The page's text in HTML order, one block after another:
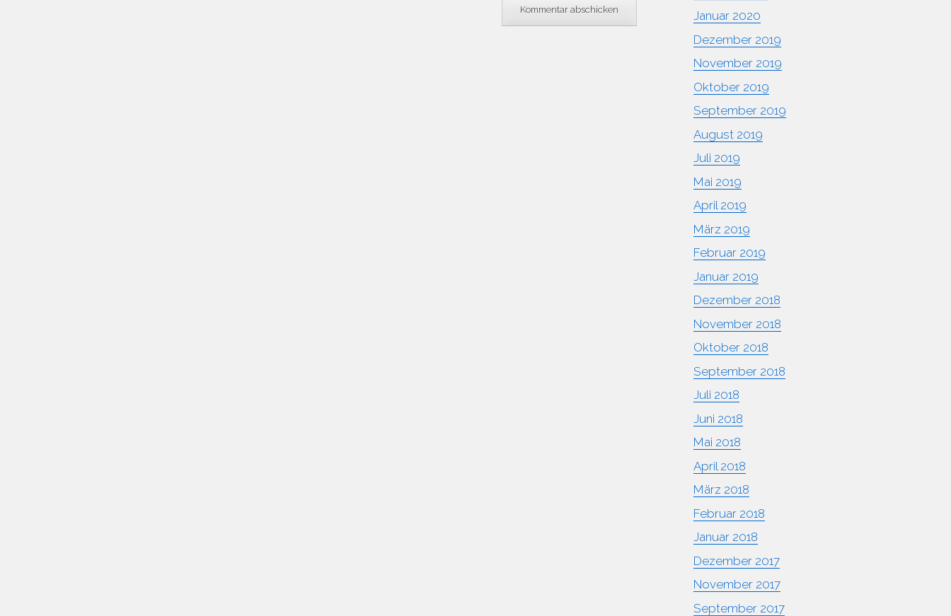
Januar 2020
Dezember 2019
November 2019
Oktober 2019
September 2019
August 2019
Juli 2019
Mai 2019
April 2019
März 2019
Februar 2019
Januar 2019
Dezember 2018
November 2018
Oktober 2018
September 2018
Juli 2018
Juni 2018
Mai 2018
April 2018
März 2018
Februar 2018
Januar 2018
Dezember 2017
November 2017
September 2017